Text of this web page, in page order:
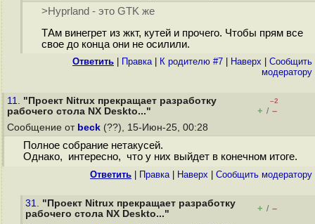
>Hyprland - это GTK же
ТАм винегрет из жкт, кутей и прочего. Чтобы прям все
свое до конца они не осилили.
Ответить Правка| К родителю #7 Наверх
Cообщить
модератору
11. "Проект Nitrux прекращает разработку
рабочего стола NX Deskto..."
–2
+ / –
Сообщение от beck (??), 15-Июн-25, 00:28
Полное собрание нетакусей.
Однако, интересно, что у них выйдет в конечном итоге.
Ответить Правка| Наверх Cообщить модератору
31. "Проект Nitrux прекращает разработку
рабочего стола NX Deskto..."
+ / –